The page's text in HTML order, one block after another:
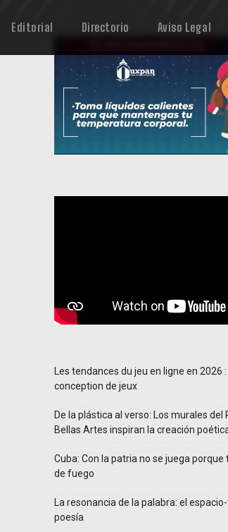
Editorial Directorio Aviso Legal
Les tendances du jeu en ligne en 2026
conception de jeux
De la plástica al verso: Los murales del
Bellas Artes inspiran la creación
Cuba: Con la patria no se juega porque
de fuego
La resonancia de la palabra: el
poesía